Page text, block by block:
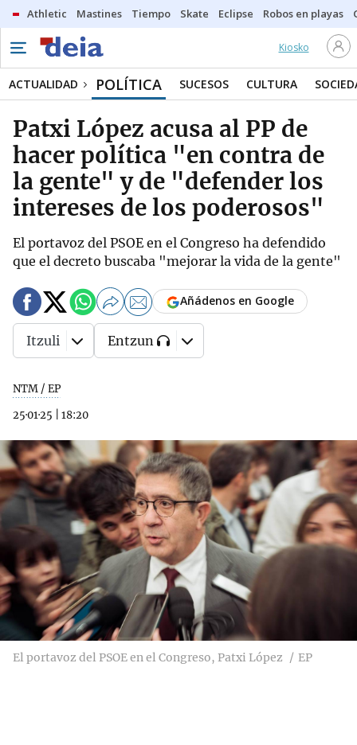
Athletic Mastines Tiempo Skate Eclipse Robos en playas
Kiosko
ACTUALIDAD POLÍTICA SUCESOS CULTURA
Patxi López acusa al PP de
hacer política "en contra de
la gente" y de "defender los
intereses de los poderosos"
El portavoz del PSOE en el Congreso ha defendido
que el decreto buscaba "mejorar la vida de la gente"
NTM / EP
25·01·25
18:20
Añádenos en Google
Itzuli Entzun
El portavoz del PSOE en el Congreso, Patxi López EP